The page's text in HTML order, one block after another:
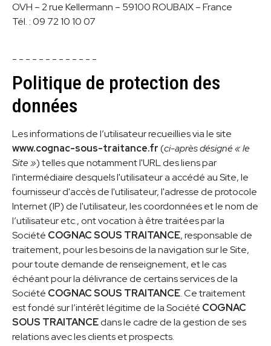
OVH – 2 rue Kellermann – 59100 ROUBAIX – France
Tél. : 09 72 10 10 07
- - - - - - - - - - - - -
Politique de protection des
données
Les informations de l’utilisateur recueillies via le site
www.cognac-sous-traitance.fr(ci-après désigné « le
Site ») telles que notamment l'URL des liens par
l'intermédiaire desquels l'utilisateur a accédé au Site, le
fournisseur d'accès de l'utilisateur, l'adresse de protocole
Internet (IP) de l'utilisateur, les coordonnées et le nom de
l’utilisateur etc., ont vocation à être traitées par la
Société COGNAC SOUS TRAITANCE, responsable de
traitement, pour les besoins de la navigation sur le Site,
pour toute demande de renseignement, et le cas
échéant pour la délivrance de certains services de la
Société COGNAC SOUS TRAITANCE. Ce traitement
est fondé sur l’intérêt légitime de la Société COGNAC
SOUS TRAITANCEdans le cadre de la gestion de ses
relations avec les clients et prospects.